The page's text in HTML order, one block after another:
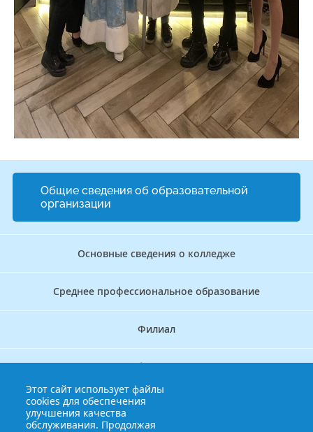
Общие сведения об образовательной
организации
Основные сведения о колледже
Среднее профессиональное образование
Филиал
Дополнительное профессиональное образование
Аккредитационно — симуляционный центр
Этот сайт использует файлы
cookies для обеспечения
улучшения качества
обслуживания. Продолжая